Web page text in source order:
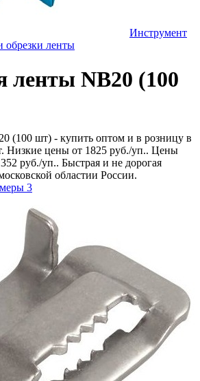
Инструмент
обрезки ленты
ленты NB20 (100
(100 шт) - купить оптом и в розницу в
Низкие цены от 1825 руб./уп.. Цены
руб./уп.. Быстрая и не дорогая
областии России.
3